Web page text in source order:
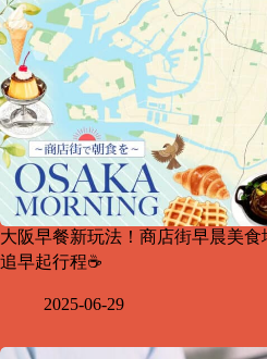
大阪早餐新玩法！商店街早晨美
追早起行程☕
2025-06-29